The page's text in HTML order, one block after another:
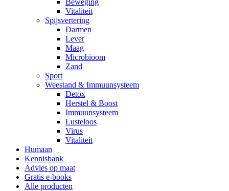
Beweging
Vitaliteit
Spijsvertering
Darmen
Lever
Maag
Microbioom
Zand
Sport
Weestand & Immuunsysteem
Detox
Herstel & Boost
Immuunsysteem
Lusteloos
Virus
Vitaliteit
Humaan
Kennisbank
Advies op maat
Gratis e-books
Alle producten